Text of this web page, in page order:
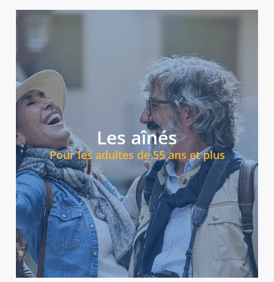
Les aînés
Pour les adultes de 55 ans et plus
Programmes pour les aînés
C’est le moment idéal pour apprendre une langue à
l’étranger. Nos programmes pour seniors allient
formation linguistique, découverte culturelle et voyages
en groupe, dans une ambiance conviviale et adaptée aux
adultes actifs.
Découvrez les programmes pour aînés